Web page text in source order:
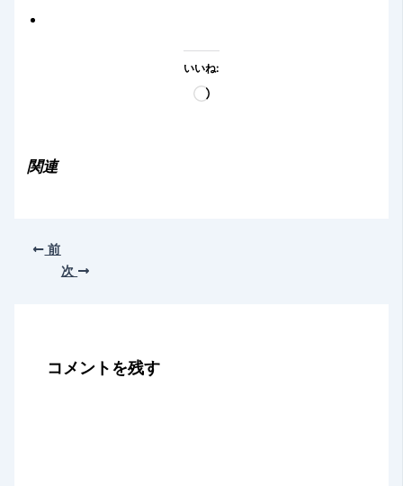
いいね:
読
関連
前
次
コメントを残す